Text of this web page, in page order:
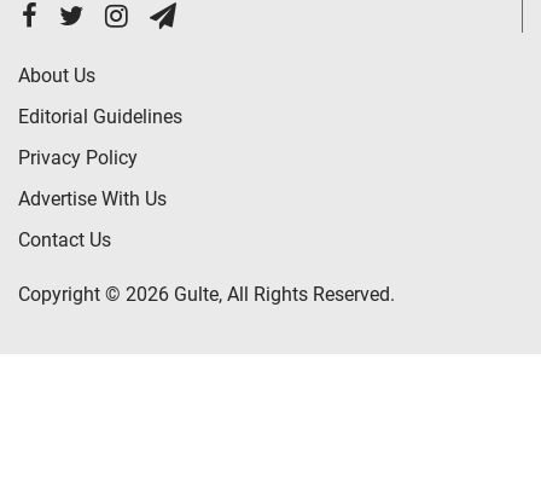
About Us
Editorial Guidelines
Privacy Policy
Advertise With Us
Contact Us
Copyright © 2026 Gulte, All Rights Reserved.